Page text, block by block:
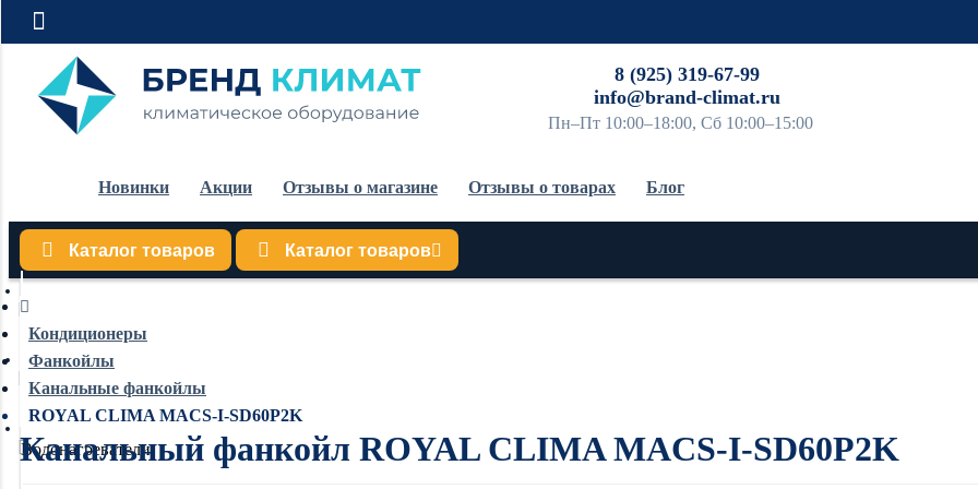
8 (925) 319-67-99
info@brand-climat.ru
Пн–Пт 10:00–18:00, Сб 10:00–15:00
Новинки Акции Отзывы о магазине Отзывы о товарах Блог
Каталог товаров Каталог товаров
Кондиционеры
Обогреватели
Водонагреватели
Кондиционеры
Фанкойлы
Канальные фанкойлы
ROYAL CLIMA MACS-I-SD60P2K
Канальный фанкойл ROYAL CLIMA MACS-I-SD60P2K